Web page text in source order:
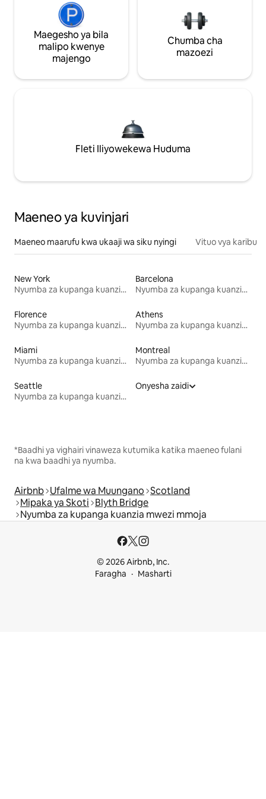
Maegesho ya bila
malipo kwenye
majengo
Chumba cha
mazoezi
Fleti Iliyowekewa Huduma
Maeneo ya kuvinjari
Maeneo maarufu kwa ukaaji wa siku nyingi Vituo vya karibu
New York
Nyumba za kupanga kuanzia mwezi mmoja
Barcelona
Nyumba za kupanga kuanzia mwezi mmoja
Florence
Nyumba za kupanga kuanzia mwezi mmoja
Athens
Nyumba za kupanga kuanzia mwezi mmoja
Miami
Nyumba za kupanga kuanzia mwezi mmoja
Montreal
Nyumba za kupanga kuanzia mwezi mmoja
Seattle
Nyumba za kupanga kuanzia mwezi mmoja
Onyesha zaidi
*Baadhi ya vighairi vinaweza kutumika katika maeneo fulani
na kwa baadhi ya nyumba.
Airbnb Ufalme wa Muungano Scotland
Mipaka ya Skoti Blyth Bridge
Nyumba za kupanga kuanzia mwezi mmoja
© 2026 Airbnb, Inc.
Faragha
Masharti